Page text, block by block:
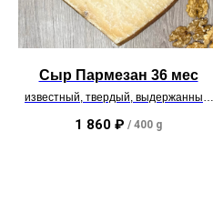
Сыр Пармезан 36 мес
известный, твердый, выдержанный,
1 860 ₽ / 400 g